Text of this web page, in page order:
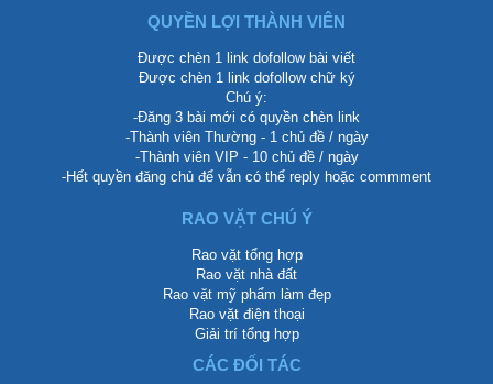
QUYỀN LỢI THÀNH VIÊN
Được chèn 1 link dofollow bài viết
Được chèn 1 link dofollow chữ ký
Chú ý:
-Đăng 3 bài mới có quyền chèn link
-Thành viên Thường - 1 chủ đề / ngày
-Thành viên VIP - 10 chủ đề / ngày
-Hết quyền đăng chủ để vẫn có thể reply hoặc commment
RAO VẶT CHÚ Ý
Rao vặt tổng hợp
Rao vặt nhà đất
Rao vặt mỹ phẩm làm đẹp
Rao vặt điện thoại
Giải trí tổng hợp
CÁC ĐỐI TÁC